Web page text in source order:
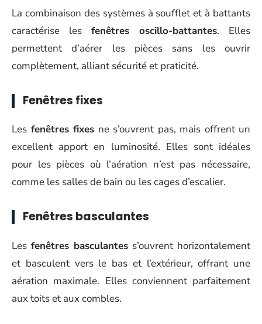
La combinaison des systèmes à soufflet et à battants
caractérise les fenêtres oscillo-battantes. Elles
permettent d’aérer les pièces sans les ouvrir
complètement, alliant sécurité et praticité.
Fenêtres fixes
Les fenêtres fixes ne s’ouvrent pas, mais offrent un
excellent apport en luminosité. Elles sont idéales
pour les pièces où l’aération n’est pas nécessaire,
comme les salles de bain ou les cages d’escalier.
Fenêtres basculantes
Les fenêtres basculantes s’ouvrent horizontalement
et basculent vers le bas et l’extérieur, offrant une
aération maximale. Elles conviennent parfaitement
aux toits et aux combles.